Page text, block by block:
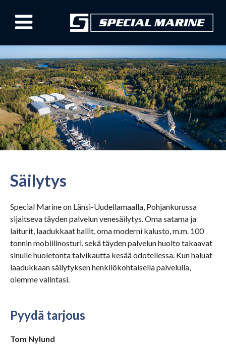
Säilytys
Special Marine on Länsi-Uudellamaalla, Pohjankurussa
sijaitseva täyden palvelun venesäilytys. Oma satama ja
laiturit, laadukkaat hallit, oma moderni kalusto, m.m. 100
tonnin mobiilinosturi, sekä täyden palvelun huolto takaavat
sinulle huoletonta talvikautta kesää odotellessa. Kun haluat
laadukkaan säilytyksen henkilökohtaisella palvelulla,
olemme valintasi.
Pyydä tarjous
Tom Nylund